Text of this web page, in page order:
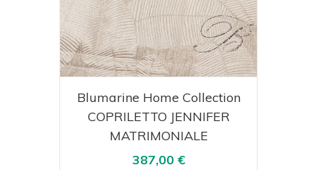
Acquista Visualizza
Blumarine Home Collection
COPRILETTO JENNIFER
MATRIMONIALE
387,00 €